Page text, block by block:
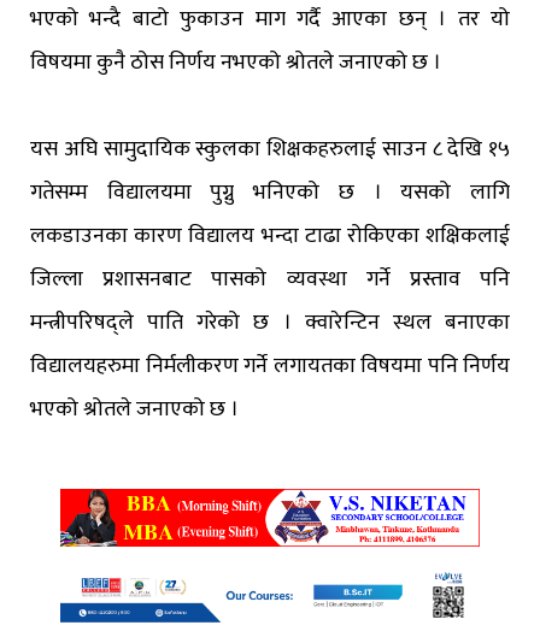
भएको भन्दै बाटो फुकाउन माग गर्दै आएका छन् । तर यो
विषयमा कुनै ठोस निर्णय नभएको श्रोतले जनाएको छ ।
यस अघि सामुदायिक स्कुलका शिक्षकहरुलाई साउन ८ देखि १५
गतेसम्म विद्यालयमा पुग्नु भनिएको छ । यसको लागि
लकडाउनका कारण विद्यालय भन्दा टाढा रोकिएका शक्षिकलाई
जिल्ला प्रशासनबाट पासको व्यवस्था गर्ने प्रस्ताव पनि
मन्त्रीपरिषद्ले पाति गरेको छ । क्वारेन्टिन स्थल बनाएका
विद्यालयहरुमा निर्मलीकरण गर्ने लगायतका विषयमा पनि निर्णय
भएको श्रोतले जनाएको छ ।